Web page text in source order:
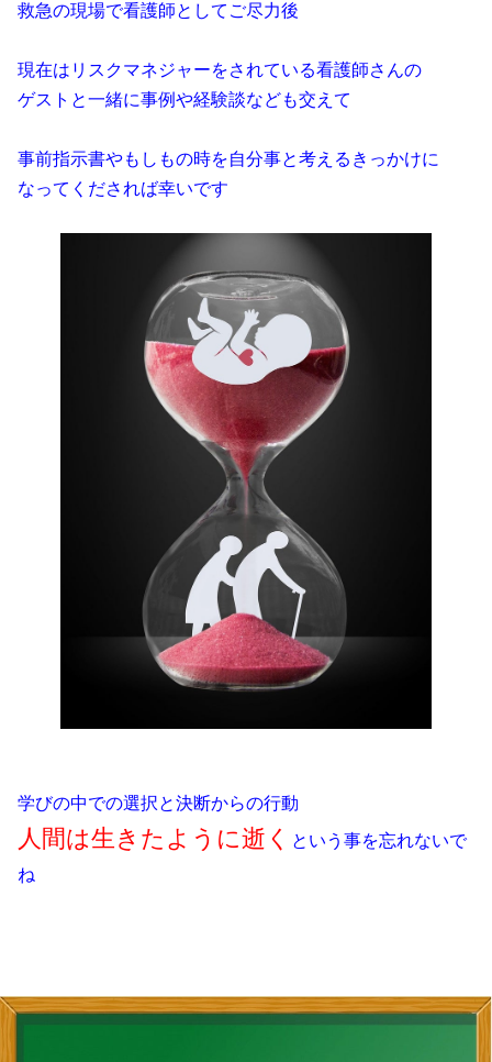
救急の現場で看護師としてご尽力後
現在はリスクマネジャーをされている看護師さんの
ゲストと一緒に事例や経験談なども交えて
事前指示書やもしもの時を自分事と考えるきっかけに
なってくだされば幸いです
学びの中での選択と決断からの行動
人間は生きたように逝く
という事を忘れないで
ね